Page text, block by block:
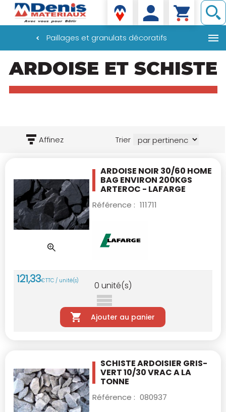
contenu
Denis matériaux
Paillages et granulats décoratifs
ARDOISE ET SCHISTE
Affinez Trier
ARDOISE NOIR 30/60 HOME
BAG ENVIRON 200KGS
ARTEROC - LAFARGE
Référence : 111711
121,33€TTC / unité(s) 0 unité(s)
Ajouter au panier
SCHISTE ARDOISIER GRIS-
VERT 10/30 VRACA LA
TONNE
Référence : 080937